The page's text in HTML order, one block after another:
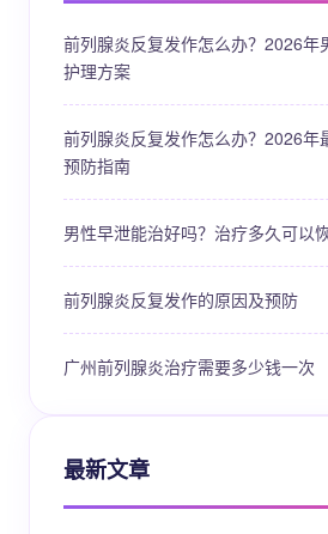
前列腺炎反复发作怎么办？2026年
护理方案
前列腺炎反复发作怎么办？2026年
预防指南
男性早泄能治好吗？治疗多久可以
前列腺炎反复发作的原因及预防
广州前列腺炎治疗需要多少钱一次
最新文章